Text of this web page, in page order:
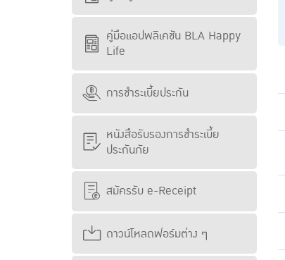
คู่มือแอปพลิเคชัน BLA Happy
Life
การชำระเบี้ยประกัน
หนังสือรับรองการชำระเบี้ย
ประกันภัย
สมัครรับ e-Receipt
ดาวน์โหลดฟอร์มต่าง ๆ